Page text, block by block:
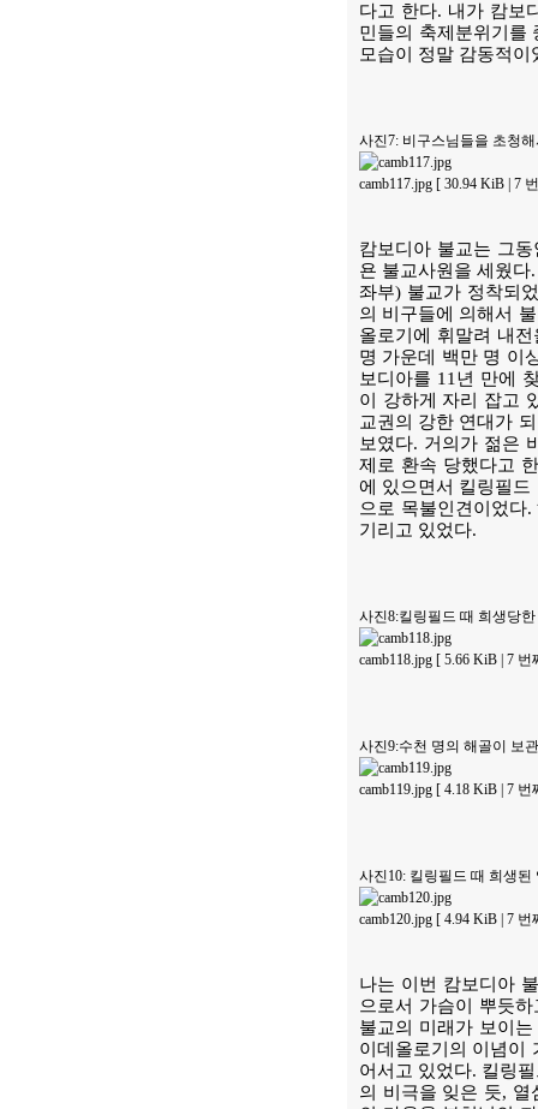
다고 한다. 내가 캄보
민들의 축제분위기를
모습이 정말 감동적이
사진7: 비구스님들을 초청
camb117.jpg [ 30.94 KiB | 7
캄보디아 불교는 그
욘 불교사원을 세웠
좌부) 불교가 정착되
의 비구들에 의해서
올로기에 휘말려 내
명 가운데 백만 명 이
보디아를 11년 만에
이 강하게 자리 잡고
교권의 강한 연대가
보였다. 거의가 젊은
제로 환속 당했다고
에 있으면서 킬링필
으로 목불인견이었다
기리고 있었다.
사진8:킬링필드 때 희생당
camb118.jpg [ 5.66 KiB | 7
사진9:수천 명의 해골이 보
camb119.jpg [ 4.18 KiB | 7
사진10: 킬링필드 때 희생
camb120.jpg [ 4.94 KiB | 7
나는 이번 캄보디아
으로서 가슴이 뿌듯
불교의 미래가 보이
이데올로기의 이념이
어서고 있었다. 킬링
의 비극을 잊은 듯, 열